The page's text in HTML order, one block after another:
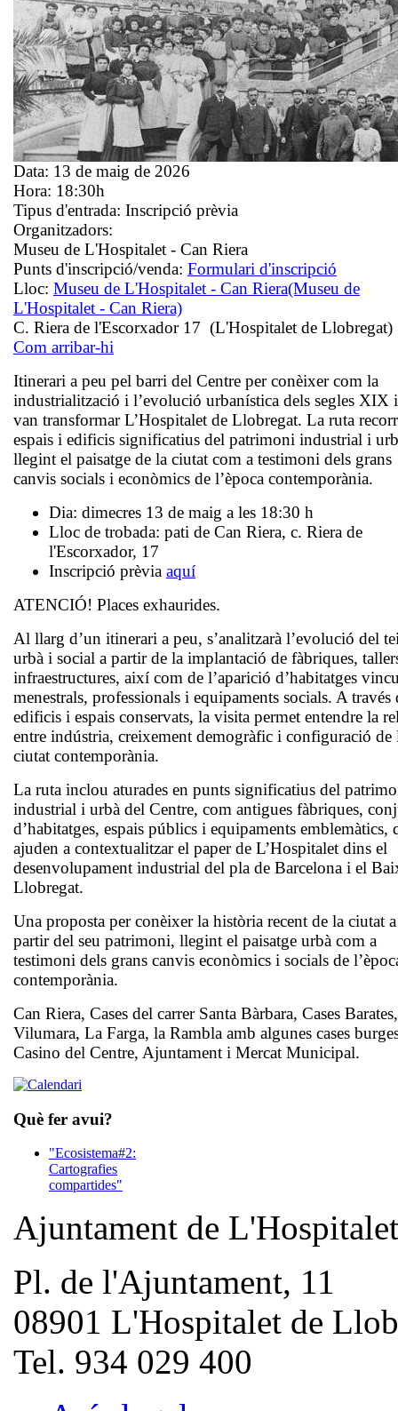
Data: 13 de maig de 2026
Hora: 18:30h
Tipus d'entrada: Inscripció prèvia
Organitzadors:
Museu de L'Hospitalet - Can Riera
Punts d'inscripció/venda: Formulari d'inscripció
Lloc: Museu de L'Hospitalet - Can Riera(Museu de
L'Hospitalet - Can Riera)
C. Riera de l'Escorxador 17 (L'Hospitalet de Llobregat)
Com arribar-hi
Itinerari a peu pel barri del Centre per conèixer com la
industrialització i l’evolució urbanística dels segles XIX
van transformar L’Hospitalet de Llobregat. La ruta
espais i edificis significatius del patrimoni industrial i
llegint el paisatge de la ciutat com a testimoni dels grans
canvis socials i econòmics de l’època contemporània.
Dia: dimecres 13 de maig a les 18:30 h
Lloc de trobada: pati de Can Riera, c. Riera de
l'Escorxador, 17
Inscripció prèvia aquí
ATENCIÓ! Places exhaurides.
Al llarg d’un itinerari a peu, s’analitzarà l’evolució del
urbà i social a partir de la implantació de fàbriques,
infraestructures, així com de l’aparició d’habitatges
menestrals, professionals i equipaments socials. A través
edificis i espais conservats, la visita permet entendre la
entre indústria, creixement demogràfic i configuració de
ciutat contemporània.
La ruta inclou aturades en punts significatius del
industrial i urbà del Centre, com antigues fàbriques,
d’habitatges, espais públics i equipaments emblemàtics,
ajuden a contextualitzar el paper de L’Hospitalet dins el
desenvolupament industrial del pla de Barcelona i el
Llobregat.
Una proposta per conèixer la història recent de la ciutat a
partir del seu patrimoni, llegint el paisatge urbà com a
testimoni dels grans canvis econòmics i socials de
contemporània.
Can Riera, Cases del carrer Santa Bàrbara, Cases
Vilumara, La Farga, la Rambla amb algunes cases
Casino del Centre, Ajuntament i Mercat Municipal.
Què fer avui?
"Ecosistema#2:
Cartografies
compartides"
Ajuntament de L'Hospitalet
Pl. de l'Ajuntament, 11
08901 L'Hospitalet de
Tel. 934 029 400